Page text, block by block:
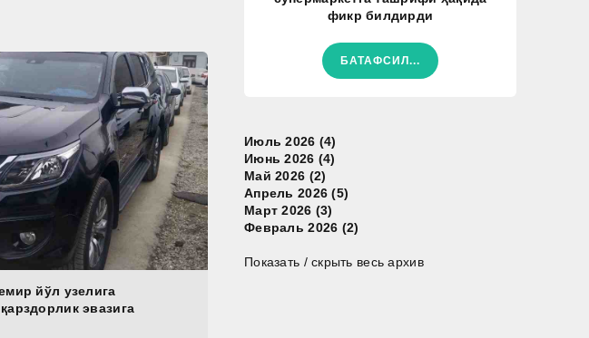
йўл узелига
эвазига
фикр билдирди
БАТАФСИЛ...
Июль 2026 (4)
Июнь 2026 (4)
Май 2026 (2)
Апрель 2026 (5)
Март 2026 (3)
Февраль 2026 (2)
Показать / скрыть весь архив